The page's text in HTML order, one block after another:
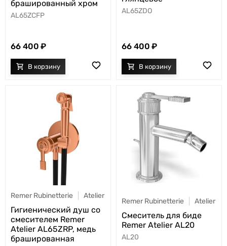
брашированный хром
AL65ZCFP
66 400
AL65ZDO
66 400
Remer Rubinetterie Atelier
Гигиенический душ со
смесителем Remer
Atelier AL65ZRP, медь
брашированная
Remer Rubinetterie Atelier
Смеситель для биде
Remer Atelier AL20
AL20